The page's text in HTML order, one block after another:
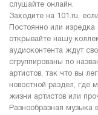
слушайте онлайн.
Заходите на 101.ru,
Постоянно или
открывайте нашу
аудиоконтента ждут
сгруппированы по
артистов, так что вы
новостной раздел, где
жизни артистов или
Разнообразная музыка